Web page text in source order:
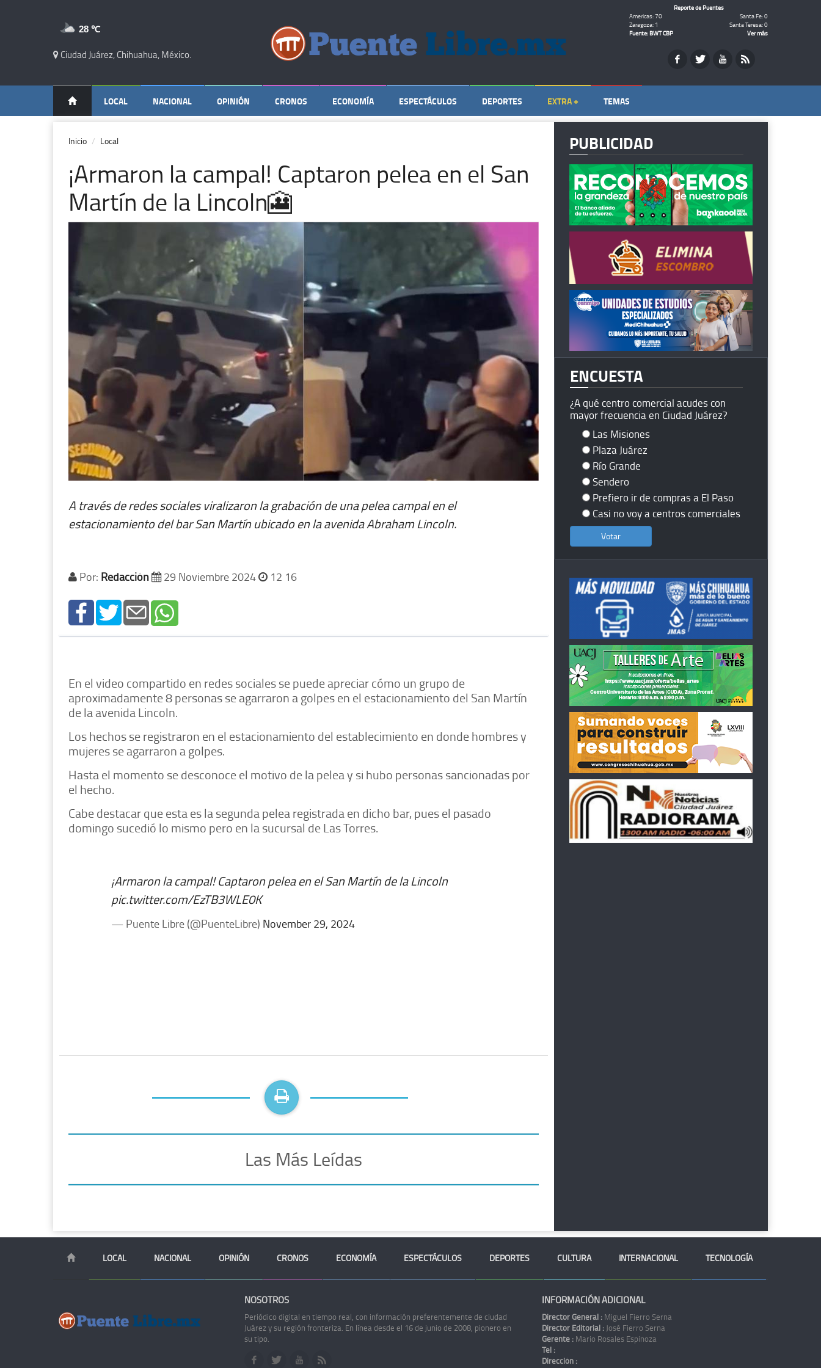
28 ℃
Ciudad Juárez, Chihuahua, México.
Reporte de Puentes
Americas: 70
Santa Fe: 0
Zaragoza: 1
Santa Teresa: 0
Fuente: BWT CBP
Ver más
LOCAL NACIONAL OPINIÓN CRONOS ECONOMÍA ESPECTÁCULOS DEPORTES EXTRA + TEMAS
Inicio Local
¡Armaron la campal! Captaron pelea en el San
Martín de la Lincoln🎦
A través de redes sociales viralizaron la grabación de una pelea campal en el
estacionamiento del bar San Martín ubicado en la avenida Abraham Lincoln.
Por: Redacción 29 Noviembre 2024 12 16
En el video compartido en redes sociales se puede apreciar cómo un grupo de
aproximadamente 8 personas se agarraron a golpes en el estacionamiento del San Martín
de la avenida Lincoln.
Los hechos se registraron en el estacionamiento del establecimiento en donde hombres y
mujeres se agarraron a golpes.
Hasta el momento se desconoce el motivo de la pelea y si hubo personas sancionadas por
el hecho.
Cabe destacar que esta es la segunda pelea registrada en dicho bar, pues el pasado
domingo sucedió lo mismo pero en la sucursal de Las Torres.
¡Armaron la campal! Captaron pelea en el San Martín de la Lincoln
pic.twitter.com/EzTB3WLE0K
— Puente Libre (@PuenteLibre) November 29, 2024
Las Más Leídas
PUBLICIDAD
ENCUESTA
¿A qué centro comercial acudes con
mayor frecuencia en Ciudad Juárez?
Las Misiones
Plaza Juárez
Río Grande
Sendero
Prefiero ir de compras a El Paso
Casi no voy a centros comerciales
LOCAL NACIONAL OPINIÓN CRONOS ECONOMÍA ESPECTÁCULOS DEPORTES CULTURA INTERNACIONAL TECNOLOGÍA
NOSOTROS
Periódico digital en tiempo real, con información preferentemente de ciudad
Juárez y su región fronteriza. En línea desde el 16 de junio de 2008, pionero en
su tipo.
INFORMACIÓN ADICIONAL
Director General : Miguel Fierro Serna
Director Editorial : José Fierro Serna
Gerente : Mario Rosales Espinoza
Tel :
Dirección :